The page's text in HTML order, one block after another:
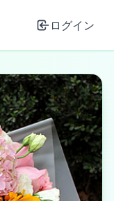
ログイン